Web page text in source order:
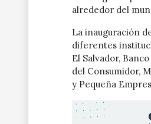
alrededor del
La inauguración
diferentes
El Salvador,
del Consumidor,
y Pequeña